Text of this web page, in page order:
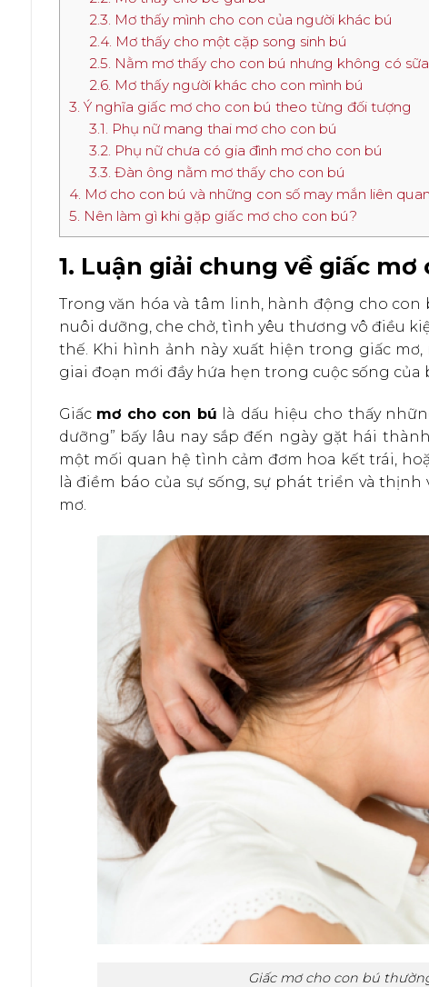
2.3. Mơ thấy mình cho con của người khác bú
2.4. Mơ thấy cho một cặp song sinh bú
2.5. Nằm mơ thấy cho con bú nhưng không có sữa
2.6. Mơ thấy người khác cho con mình bú
3. Ý nghĩa giấc mơ cho con bú theo từng đối tượng
3.1. Phụ nữ mang thai mơ cho con bú
3.2. Phụ nữ chưa có gia đình mơ cho con bú
3.3. Đàn ông nằm mơ thấy cho con bú
4. Mơ cho con bú và những con số may mắn liên quan
5. Nên làm gì khi gặp giấc mơ cho con bú?
1. Luận giải chung về giấc mơ
Trong văn hóa và tâm linh, hành động cho con
nuôi dưỡng, che chở, tình yêu thương vô điều
thế. Khi hình ảnh này xuất hiện trong giấc
giai đoạn mới đầy hứa hẹn trong cuộc sống của
Giấc mơ cho con bú là dấu hiệu cho thấy
dưỡng” bấy lâu nay sắp đến ngày gặt hái
một mối quan hệ tình cảm đơm hoa kết trái,
là điềm báo của sự sống, sự phát triển và
mơ.
Giấc mơ cho con bú